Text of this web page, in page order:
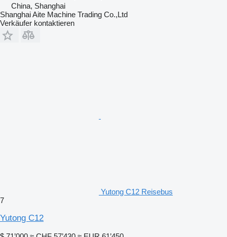
China, Shanghai
Shanghai Aite Machine Trading Co.,Ltd
Verkäufer kontaktieren
Yutong C12 Reisebus
7
Yutong C12